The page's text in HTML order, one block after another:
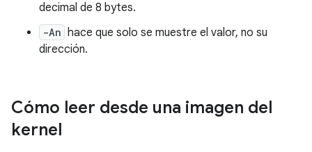
decimal de 8 bytes.
-An hace que solo se muestre el valor, no su
dirección.
Cómo leer desde una imagen del
kernel